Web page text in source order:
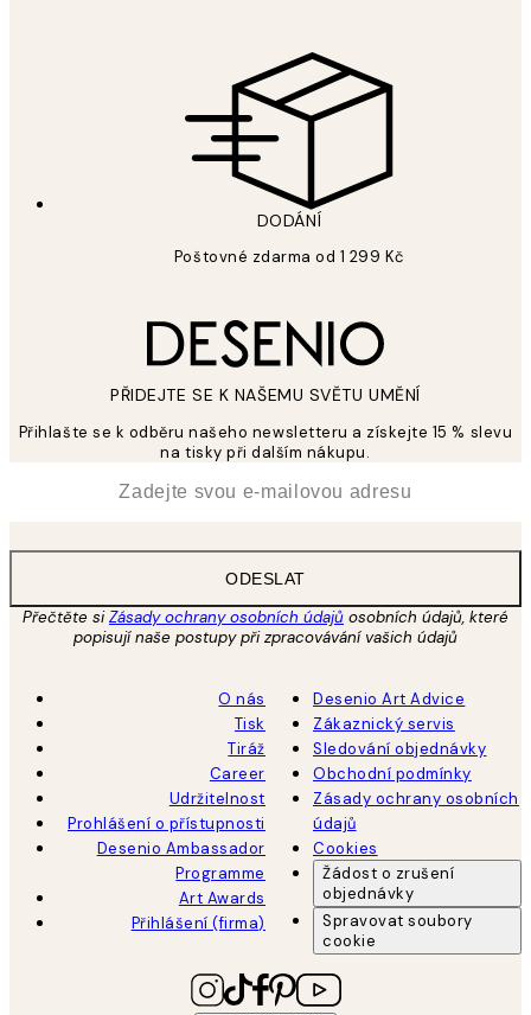
DODÁNÍ
Poštovné zdarma od 1 299 Kč
PŘIDEJTE SE K NAŠEMU SVĚTU UMĚNÍ
Přihlašte se k odběru našeho newsletteru a získejte 15 % slevu
na tisky při dalším nákupu.
ODESLAT
Přečtěte siZásady ochrany osobních údajů osobních údajů, které
popisují naše postupy při zpracovávání vašich údajů
O nás
Tisk
Tiráž
Career
Udržitelnost
Prohlášení o přístupnosti
Desenio Ambassador
Programme
Art Awards
Přihlášení (firma)
Desenio Art Advice
Zákaznický servis
Sledování objednávky
Obchodní podmínky
Zásady ochrany osobních
údajů
Cookies
Žádost o zrušení
objednávky
Spravovat soubory
cookie